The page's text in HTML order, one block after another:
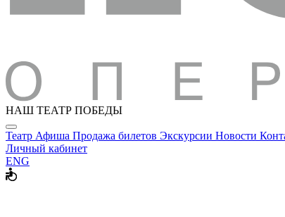
НАШ ТЕАТР ПОБЕДЫ
Театр Афиша Продажа билетов Экскурсии Новости
Личный кабинет
ENG